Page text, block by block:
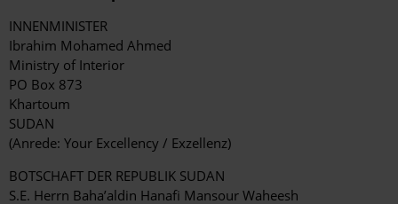
INNENMINISTER
Ibrahim Mohamed Ahmed
Ministry of Interior
PO Box 873
Khartoum
SUDAN
(Anrede: Your Excellency / Exzellenz)
BOTSCHAFT DER REPUBLIK SUDAN
S.E. Herrn Baha’aldin Hanafi Mansour Waheesh